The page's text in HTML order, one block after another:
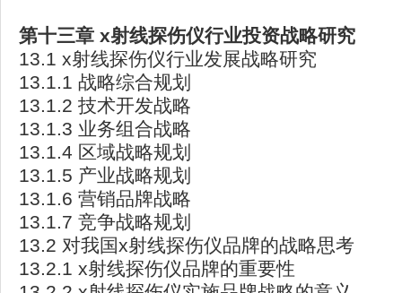
第十三章 x射线探伤仪行业投资战略研究
13.1 x射线探伤仪行业发展战略研究
13.1.1 战略综合规划
13.1.2 技术开发战略
13.1.3 业务组合战略
13.1.4 区域战略规划
13.1.5 产业战略规划
13.1.6 营销品牌战略
13.1.7 竞争战略规划
13.2 对我国x射线探伤仪品牌的战略思考
13.2.1 x射线探伤仪品牌的重要性